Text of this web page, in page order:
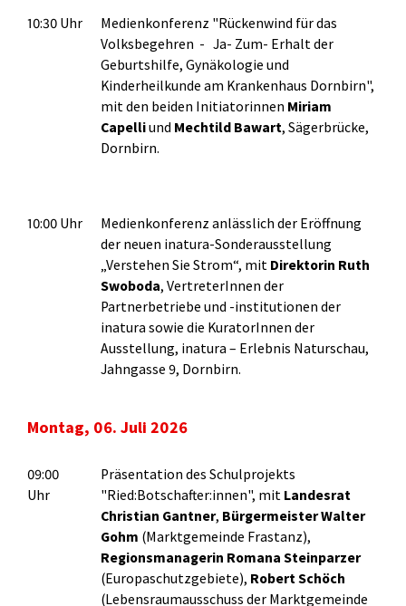
10:30 Uhr
Medienkonferenz "Rückenwind für das
Volksbegehren - Ja- Zum- Erhalt der
Geburtshilfe, Gynäkologie und
Kinderheilkunde am Krankenhaus Dornbirn",
mit den beiden Initiatorinnen Miriam
Capelliund Mechtild Bawart, Sägerbrücke,
Dornbirn.
10:00 Uhr
Medienkonferenz anlässlich der Eröffnung
der neuen inatura-Sonderausstellung
„Verstehen Sie Strom“, mit Direktorin Ruth
Swoboda, VertreterInnen der
Partnerbetriebe und -institutionen der
inatura sowie die KuratorInnen der
Ausstellung, inatura – Erlebnis Naturschau,
Jahngasse 9, Dornbirn.
Montag, 06. Juli 2026
09:00
Uhr
Präsentation des Schulprojekts
"Ried:Botschafter:innen", mit Landesrat
Christian Gantner, Bürgermeister Walter
Gohm (Marktgemeinde Frastanz),
Regionsmanagerin Romana Steinparzer
(Europaschutzgebiete), Robert Schöch
(Lebensraumausschuss der Marktgemeinde